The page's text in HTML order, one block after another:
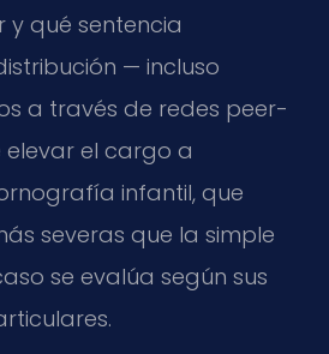
qué sentencia
— incluso
a través de redes peer-
el cargo a
infantil, que
severas que la simple
se evalúa según sus